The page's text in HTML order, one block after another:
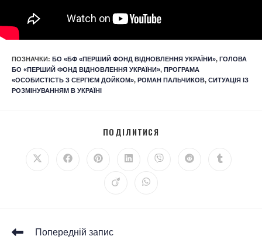
ПОЗНАЧКИ: БО «БФ «ПЕРШИЙ ФОНД ВІДНОВЛЕННЯ УКРАЇНИ», ГОЛОВА
БО «ПЕРШИЙ ФОНД ВІДНОВЛЕННЯ УКРАЇНИ», ПРОГРАМА
«ОСОБИСТІСТЬ З СЕРГІЄМ ДОЙКОМ», РОМАН ПАЛЬЧИКОВ, СИТУАЦІЯ ІЗ
РОЗМІНУВАННЯМ В УКРАЇНІ
ПОДІЛИТИСЯ
Попередній запис